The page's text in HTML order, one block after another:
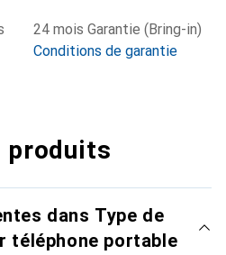
24 mois Garantie (Bring-in)
Conditions de garantie
produits
dans Type de
téléphone portable